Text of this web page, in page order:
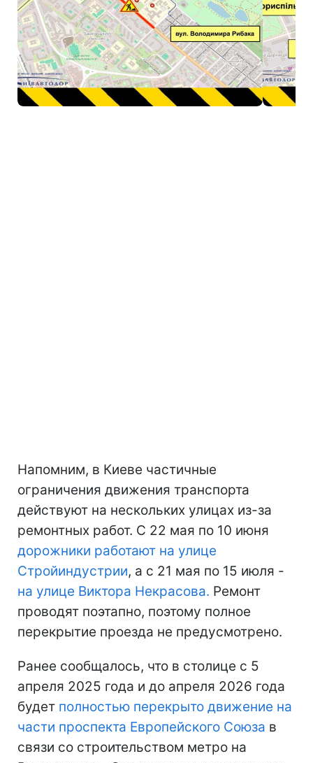
Напомним, в Киеве частичные
ограничения движения транспорта
действуют на нескольких улицах из-за
ремонтных работ. С 22 мая по 10 июня
дорожники работают на улице
Стройиндустрии, а с 21 мая по 15 июля -
на улице Виктора Некрасова. Ремонт
проводят поэтапно, поэтому полное
перекрытие проезда не предусмотрено.
Ранее сообщалось, что в столице с 5
апреля 2025 года и до апреля 2026 года
будет полностью перекрыто движение на
части проспекта Европейского Союза в
связи со строительством метро на